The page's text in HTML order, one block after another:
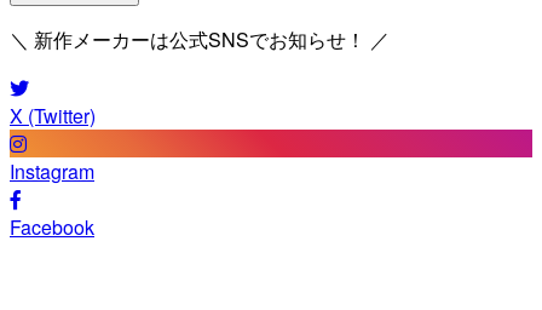
＼ 新作メーカーは公式SNSでお知らせ！ ／
X (Twitter)
Instagram
Facebook